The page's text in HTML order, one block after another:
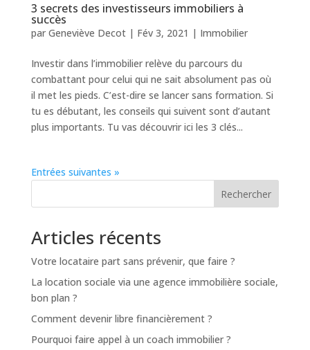
3 secrets des investisseurs immobiliers à
succès
par Geneviève Decot| Fév 3, 2021 | Immobilier
Investir dans l’immobilier relève du parcours du
combattant pour celui qui ne sait absolument pas où
il met les pieds. C’est-dire se lancer sans formation. Si
tu es débutant, les conseils qui suivent sont d’autant
plus importants. Tu vas découvrir ici les 3 clés...
Entrées suivantes »
Rechercher
Articles récents
Votre locataire part sans prévenir, que faire ?
La location sociale via une agence immobilière sociale,
bon plan ?
Comment devenir libre financièrement ?
Pourquoi faire appel à un coach immobilier ?